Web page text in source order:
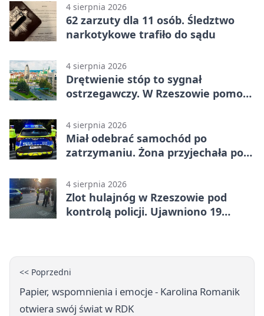
4 sierpnia 2026
62 zarzuty dla 11 osób. Śledztwo
narkotykowe trafiło do sądu
4 sierpnia 2026
Drętwienie stóp to sygnał
ostrzegawczy. W Rzeszowie pomoże
4 sierpnia 2026
Miał odebrać samochód po
zatrzymaniu. Żona przyjechała po
4 sierpnia 2026
Zlot hulajnóg w Rzeszowie pod
kontrolą policji. Ujawniono 19
<< Poprzedni
Papier, wspomnienia i emocje - Karolina Romanik
otwiera swój świat w RDK